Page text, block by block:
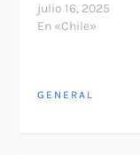
julio 16, 2025
En «Chile»
GENERAL